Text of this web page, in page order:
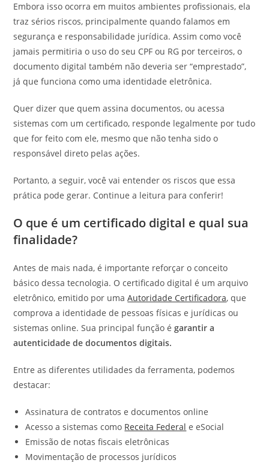
Embora isso ocorra em muitos ambientes profissionais, ela
traz sérios riscos, principalmente quando falamos em
segurança e responsabilidade jurídica. Assim como você
jamais permitiria o uso do seu CPF ou RG por terceiros, o
documento digital também não deveria ser “emprestado”,
já que funciona como uma identidade eletrônica.
Quer dizer que quem assina documentos, ou acessa
sistemas com um certificado, responde legalmente por tudo
que for feito com ele, mesmo que não tenha sido o
responsável direto pelas ações.
Portanto, a seguir, você vai entender os riscos que essa
prática pode gerar. Continue a leitura para conferir!
O que é um certificado digital e qual sua
finalidade?
Antes de mais nada, é importante reforçar o conceito
básico dessa tecnologia. O certificado digital é um arquivo
eletrônico, emitido por umaAutoridade Certificadora, que
comprova a identidade de pessoas físicas e jurídicas ou
sistemas online. Sua principal função égarantir a
autenticidade de documentos digitais.
Entre as diferentes utilidades da ferramenta, podemos
destacar:
Assinatura de contratos e documentos online
Acesso a sistemas como Receita Federal e eSocial
Emissão de notas fiscais eletrônicas
Movimentação de processos jurídicos